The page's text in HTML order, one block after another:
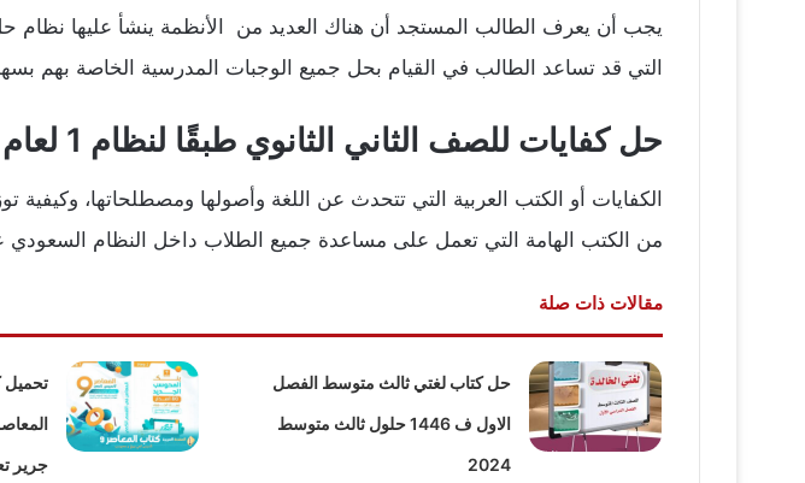
يجب أن يعرف الطالب المستجد أن هناك العديد من الأنظمة ينشأ عليها نظام
التي قد تساعد الطالب في القيام بحل جميع الوجبات المدرسية الخاصة بهم
حل كفايات للصف الثاني الثانوي طبقًا لنظام 1 لعام 1448
الكفايات أو الكتب العربية التي تتحدث عن اللغة وأصولها ومصطلحاتها، وكيفية
من الكتب الهامة التي تعمل على مساعدة جميع الطلاب داخل النظام السعودي
مقالات ذات صلة
حل كتاب لغتي ثالث متوسط الفصل
الاول ف 1446 حلول ثالث متوسط
2024
جرير